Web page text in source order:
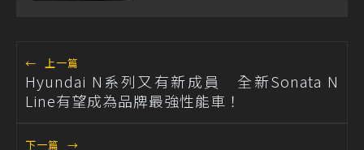
← 上一篇
Hyundai N系列又有新成員 全新Sonata N
Line有望成為品牌最強性能車！
下一篇 →